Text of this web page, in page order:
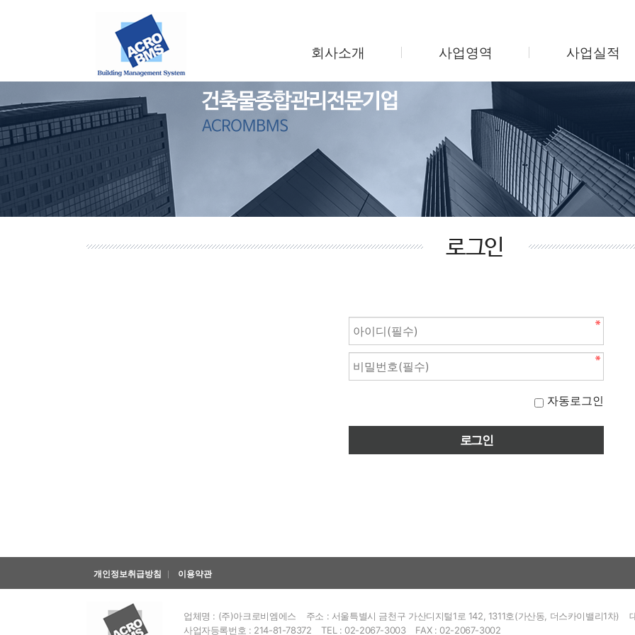
회사소개
인사말
사업소개
찾아오시는길
사업영역
보안관리
주차관리
사업실적
주상복합/오피스텔
학교 및 병원
자동로그인
개인정보취급방침 이용약관
업체명 : (주)아크로비엠에스 주소 : 서울특별시 금천구 가산디지털1로 142, 1311호(가산동, 더스카이밸리1차)
사업자등록번호 : 214-81-78372
TEL : 02-2067-3003 FAX : 02-2067-3002